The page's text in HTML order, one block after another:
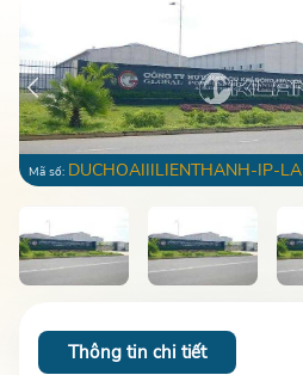
Mã số: DUCHOAIIILIENTHANH-IP-LA
Thông tin chi tiết